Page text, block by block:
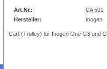
Art.Nr.:
CA 501
Hersteller:
Inogen
Cart (Trolley) für Inogen One G3 und